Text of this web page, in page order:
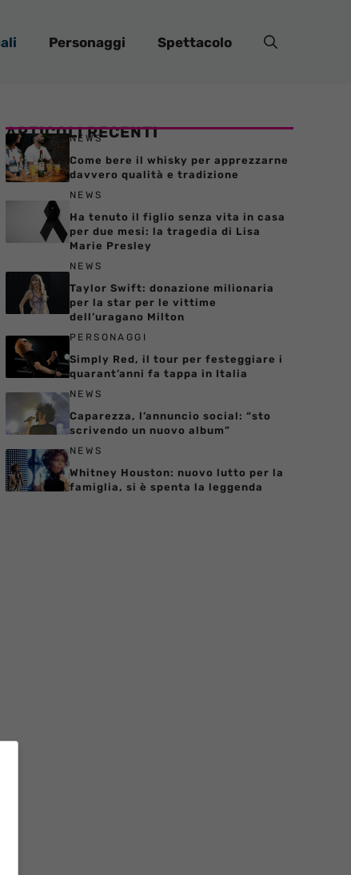
Personaggi Spettacolo
ARTICOLI RECENTI
NEWS
Come bere il whisky per apprezzarne
davvero qualità e tradizione
NEWS
Ha tenuto il figlio senza vita in casa
per due mesi: la tragedia di Lisa
Marie Presley
NEWS
Taylor Swift: donazione milionaria
per la star per le vittime
dell’uragano Milton
PERSONAGGI
Simply Red, il tour per festeggiare i
quarant’anni fa tappa in Italia
NEWS
Caparezza, l’annuncio social: “sto
scrivendo un nuovo album”
NEWS
Whitney Houston: nuovo lutto per la
famiglia, si è spenta la leggenda